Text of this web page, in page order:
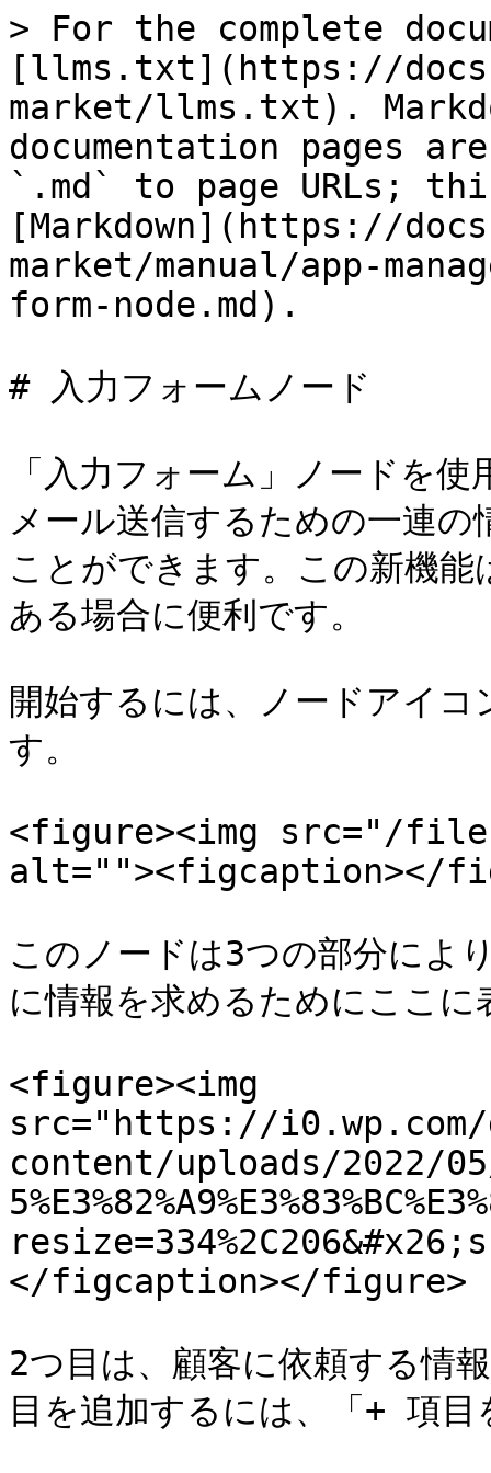
> For the complete
[llms.txt](https://
market/llms.txt).
documentation pages
`.md` to page URLs;
[Markdown](https://
market/manual/app-
form-node.md).
# 入力フォームノード
「入力フォーム」ノードを
メール送信するための一連
ことができます。この新機
ある場合に便利です。
開始するには、ノードアイ
す。
<figure><img src="/
alt=""><figcaption></
このノードは3つの部分によ
に情報を求めるためにここ
<figure><img
src="https://
content/uploads/2022/05/
</figcaption></figure>
2つ目は、顧客に依頼する情
目を追加するには、「+ 項